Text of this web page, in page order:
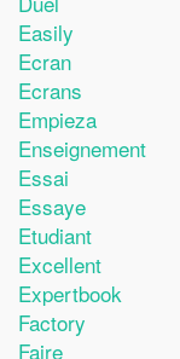
Easily
Ecran
Ecrans
Empieza
Enseignement
Essai
Essaye
Etudiant
Excellent
Expertbook
Factory
Faire